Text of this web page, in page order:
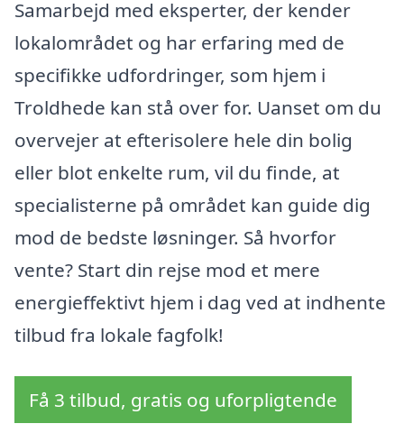
Samarbejd med eksperter, der kender
lokalområdet og har erfaring med de
specifikke udfordringer, som hjem i
Troldhede kan stå over for. Uanset om du
overvejer at efterisolere hele din bolig
eller blot enkelte rum, vil du finde, at
specialisterne på området kan guide dig
mod de bedste løsninger. Så hvorfor
vente? Start din rejse mod et mere
energieffektivt hjem i dag ved at indhente
tilbud fra lokale fagfolk!
Få 3 tilbud, gratis og uforpligtende